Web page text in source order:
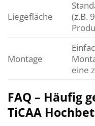
Liegefläche
(z.B.
Montage
eine
FAQ – Häufig
TiCAA